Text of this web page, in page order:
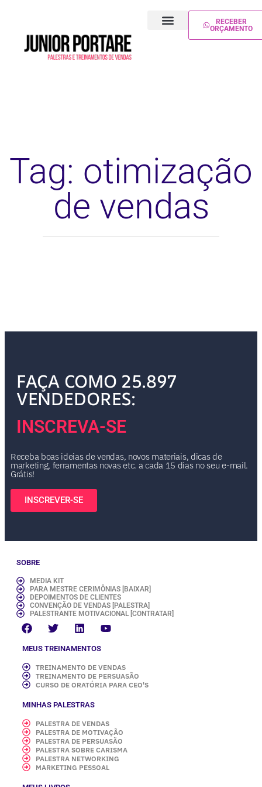
RECEBER
ORÇAMENTO
Tag: otimização
de vendas
FAÇA COMO 25.897
VENDEDORES:
INSCREVA-SE
Receba boas ideias de vendas, novos materiais, dicas de
marketing, ferramentas novas etc. a cada 15 dias no seu e-mail.
Grátis!
INSCREVER-SE
SOBRE
MEDIA KIT
PARA MESTRE CERIMÔNIAS [BAIXAR]
DEPOIMENTOS DE CLIENTES
CONVENÇÃO DE VENDAS [PALESTRA]
PALESTRANTE MOTIVACIONAL [CONTRATAR]
MEUS TREINAMENTOS
TREINAMENTO DE VENDAS
TREINAMENTO DE PERSUASÃO
CURSO DE ORATÓRIA PARA CEO'S
MINHAS PALESTRAS
PALESTRA DE VENDAS
PALESTRA DE MOTIVAÇÃO
PALESTRA DE PERSUASÃO
PALESTRA SOBRE CARISMA
PALESTRA NETWORKING
MARKETING PESSOAL